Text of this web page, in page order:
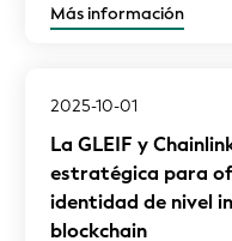
Más información
2025-10-01
La GLEIF y
estratégica para
identidad de nivel
blockchain